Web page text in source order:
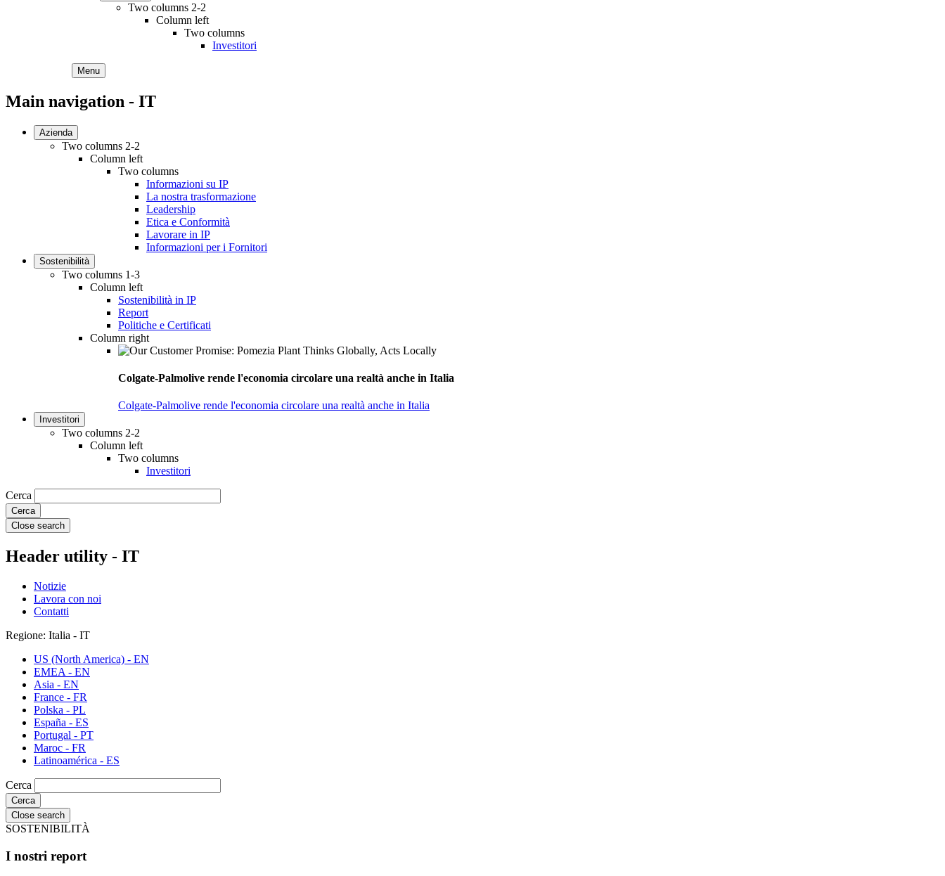
Two columns 2-2
Column left
Two columns
Investitori
Menu
Main navigation - IT
Azienda
Two columns 2-2
Column left
Two columns
Informazioni su IP
La nostra trasformazione
Leadership
Etica e Conformità
Lavorare in IP
Informazioni per i Fornitori
Sostenibilità
Two columns 1-3
Column left
Sostenibilità in IP
Report
Politiche e Certificati
Column right
Colgate-Palmolive rende l'economia circolare una realtà anche in Italia
Colgate-Palmolive rende l'economia circolare una realtà anche in Italia
Investitori
Two columns 2-2
Column left
Two columns
Investitori
Cerca
Close search
Header utility - IT
Notizie
Lavora con noi
Contatti
Regione: Italia - IT
US (North America) - EN
EMEA - EN
Asia - EN
France - FR
Polska - PL
España - ES
Portugal - PT
Maroc - FR
Latinoamérica - ES
Cerca
Close search
SOSTENIBILITÀ
I nostri report